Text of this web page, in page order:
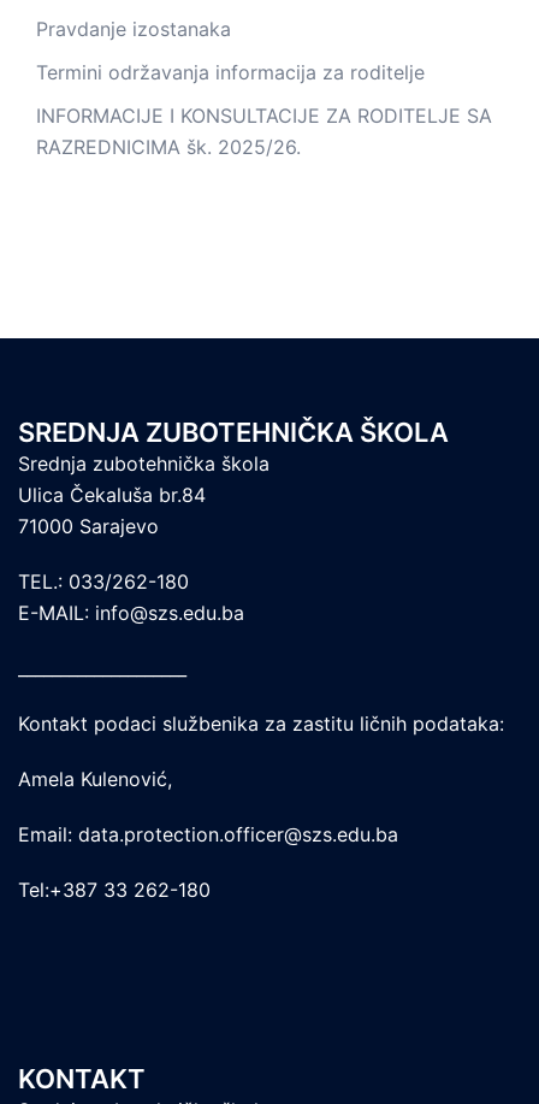
Pravdanje izostanaka
Termini održavanja informacija za roditelje
INFORMACIJE I KONSULTACIJE ZA RODITELJE SA
RAZREDNICIMA šk. 2025/26.
SREDNJA ZUBOTEHNIČKA ŠKOLA
Srednja zubotehnička škola
Ulica Čekaluša br.84
71000 Sarajevo
TEL.: 033/262-180
E-MAIL: info@szs.edu.ba
Kontakt podaci službenika za zastitu ličnih podataka:
Amela Kulenović,
Email: data.protection.officer@szs.edu.ba
Tel:+387 33 262-180
KONTAKT